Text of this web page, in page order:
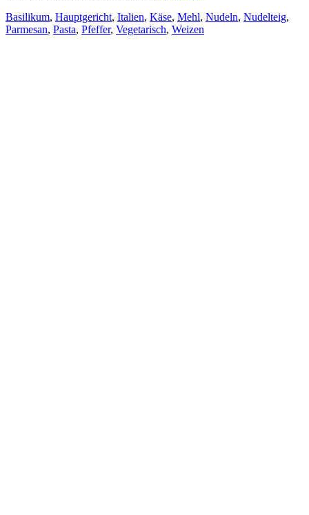
Basilikum, Hauptgericht, Italien, Käse, Mehl, Nudeln, Nudelteig,
Parmesan, Pasta, Pfeffer, Vegetarisch, Weizen